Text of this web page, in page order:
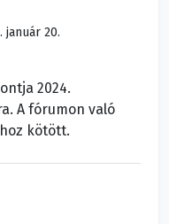
január 20.
2024.
A fórumon való
kötött.